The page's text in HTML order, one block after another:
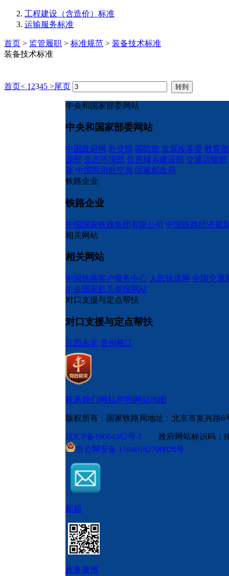
工程建设（含造价）标准
运输服务标准
首页 > 监管履职 > 标准规范 > 装备技术标准
装备技术标准
首页< 1 2345 >尾页
中央和国家部委网站
中央和国家部委网站
中国政府网 外交部 国防部 发展改革委 教育部
源部 生态环境部 住房城乡建设部 交通运输部
署 中国民用航空局 国家邮政局
铁路企业
铁路企业
中国国家铁路集团有限公司 中国铁路经济规
相关网站
相关网站
中国铁路客户服务中心 人民铁道网 中国交通
中央国家机关举报网站
对口支援与定点帮扶
对口支援与定点帮扶
江西永丰 贵州榕江
联系我们 网站声明 网站地图
版权所有：国家铁路局地址：北京市复兴路6
京ICP备19004382号-1 政府网站标识码
京公网安备 11040102700028号
邮箱
政务微博